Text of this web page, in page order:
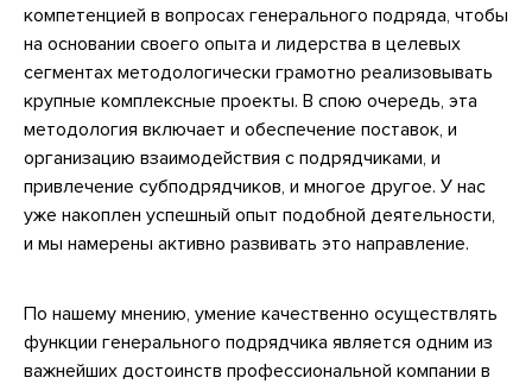
компетенцией в вопросах генерального подряда, чтобы
на основании своего опыта и лидерства в целевых
сегментах методологически грамотно реализовывать
крупные комплексные проекты. В спою очередь, эта
методология включает и обеспечение поставок, и
организацию взаимодействия с подрядчиками, и
привлечение субподрядчиков, и многое другое. У нас
уже накоплен успешный опыт подобной деятельности,
и мы намерены активно развивать это направление.
По нашему мнению, умение качественно осуществлять
функции генерального подрядчика является одним из
важнейших достоинств профессиональной компании в